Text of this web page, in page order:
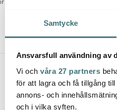
Samtycke
Ansvarsfull användning av
Vi och våra 27 partners
för att lagra och få tillgång
annons- och
och i vilka syften.
299 kr
I lager